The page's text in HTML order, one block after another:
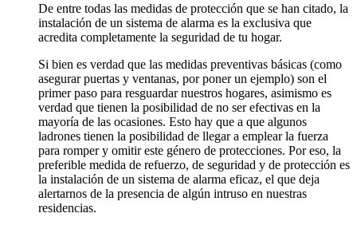
De entre todas las medidas de protección que se han citado, la
instalación de un sistema de alarma es la exclusiva que
acredita completamente la seguridad de tu hogar.
Si bien es verdad que las medidas preventivas básicas (como
asegurar puertas y ventanas, por poner un ejemplo) son el
primer paso para resguardar nuestros hogares, asimismo es
verdad que tienen la posibilidad de no ser efectivas en la
mayoría de las ocasiones. Esto hay que a que algunos
ladrones tienen la posibilidad de llegar a emplear la fuerza
para romper y omitir este género de protecciones. Por eso, la
preferible medida de refuerzo, de seguridad y de protección es
la instalación de un sistema de alarma eficaz, el que deja
alertarnos de la presencia de algún intruso en nuestras
residencias.